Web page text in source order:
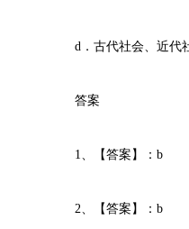
d．古代社会、近代
答案
1、【答案】：b
2、【答案】：b